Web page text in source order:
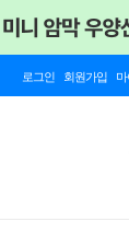
로그인 회원가입